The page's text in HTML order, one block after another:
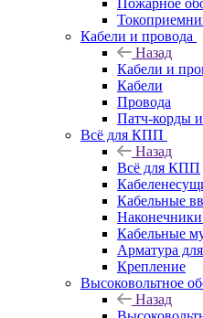
Пожарное
Кабели и провода
Назад
Кабели и
Кабели
Провода
Патч-корды
Всё для КПП
Назад
Всё для КПП
Кабельные
Кабельные
Арматура
Крепление
Высоковольтное
Назад